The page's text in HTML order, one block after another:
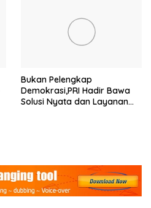
Bukan Pelengkap
Demokrasi,PRI Hadir Bawa
Solusi Nyata dan Layanan